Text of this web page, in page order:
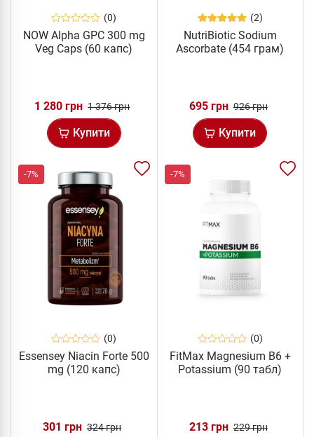
(0)
NOW Alpha GPC 300 mg
Veg Caps (60 капс)
1 280 грн 1 376 грн
Купити
(2)
NutriBiotic Sodium
Ascorbate (454 грам)
695 грн 926 грн
Купити
-7%
(0)
Essensey Niacin Forte 500
mg (120 капс)
301 грн 324 грн
-7%
(0)
FitMax Magnesium B6 +
Potassium (90 табл)
213 грн 229 грн